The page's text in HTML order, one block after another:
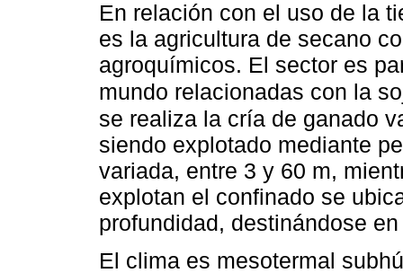
En relación con el uso de la
es la agricultura de secano
agroquímicos. El sector es
mundo relacionadas con la
se realiza la cría de ganado
siendo explotado mediante
variada, entre 3 y 60 m,
explotan el confinado se
profundidad, destinándose
El clima es mesotermal